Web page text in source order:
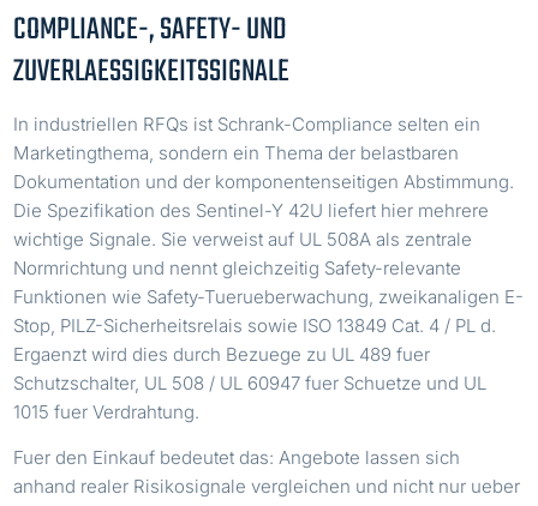
COMPLIANCE-, SAFETY- UND
ZUVERLAESSIGKEITSSIGNALE
In industriellen RFQs ist Schrank-Compliance selten ein
Marketingthema, sondern ein Thema der belastbaren
Dokumentation und der komponentenseitigen Abstimmung.
Die Spezifikation des Sentinel-Y 42U liefert hier mehrere
wichtige Signale. Sie verweist auf UL 508A als zentrale
Normrichtung und nennt gleichzeitig Safety-relevante
Funktionen wie Safety-Tuerueberwachung, zweikanaligen E-
Stop, PILZ-Sicherheitsrelais sowie ISO 13849 Cat. 4 / PL d.
Ergaenzt wird dies durch Bezuege zu UL 489 fuer
Schutzschalter, UL 508 / UL 60947 fuer Schuetze und UL
1015 fuer Verdrahtung.
Fuer den Einkauf bedeutet das: Angebote lassen sich
anhand realer Risikosignale vergleichen und nicht nur ueber